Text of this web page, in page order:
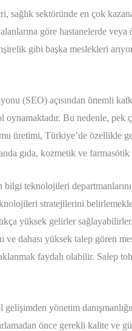
sağlık sektöründe en çok
göre hastanelerde
gibi başka meslekleri
(SEO) açısından önemli
Bu nedenle, pek
üretimi, Türkiye’de özellikle
gıda, kozmetik ve
teknolojileri
stratejilerini
yüksek gelirler
ve dahası yüksek talep gören
faydalı olabilir. Salep
yönetim
önce gerekli kalite ve